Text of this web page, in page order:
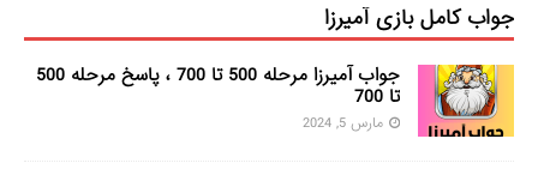
جواب کامل بازی آمیرزا
جواب آمیرزا مرحله 500 تا 700 ، پاسخ مرحله 500
تا 700
مارس 5, 2024